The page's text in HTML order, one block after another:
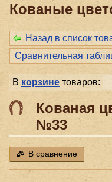
Кованые
Назад в список
Сравнительная
В корзинетоваров:
Кованая
№33
В сравнение